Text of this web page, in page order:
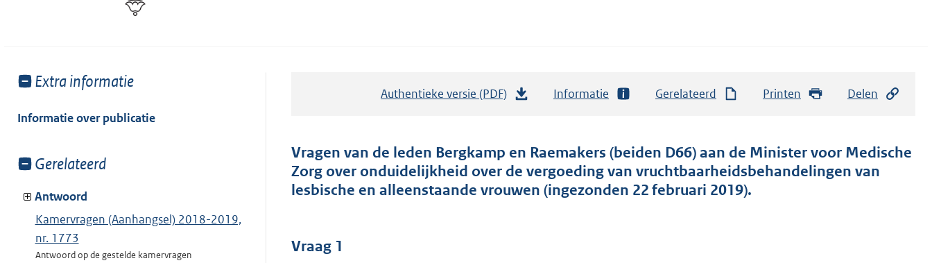
Toon
van:
Extra informatie
Informatie over publicatie
Toon
van:
Gerelateerd
Antwoord
Kamervragen (Aanhangsel) 2018-2019,
nr. 1773
Antwoord op de gestelde kamervragen
Authentieke versie (PDF)
t
a
n
Informatie Gerelateerd Printen Delen
Vragen van de leden Bergkamp en Raemakers (beiden D66) aan de Minister voor Medische
Zorg over onduidelijkheid over de vergoeding van vruchtbaarheidsbehandelingen van
lesbische en alleenstaande vrouwen (ingezonden 22 februari 2019).
Vraag 1